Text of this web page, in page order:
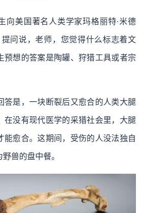
向美国著名人类学家玛格丽特·米德
提问说，老师，您觉得什么标志着文
预想的答案是陶罐、狩猎工具或者宗
答是，一块断裂后又愈合的人类大腿
在没有现代医学的采猎社会里，大腿
能愈合。这期间，受伤的人没法独自
兽的盘中餐。